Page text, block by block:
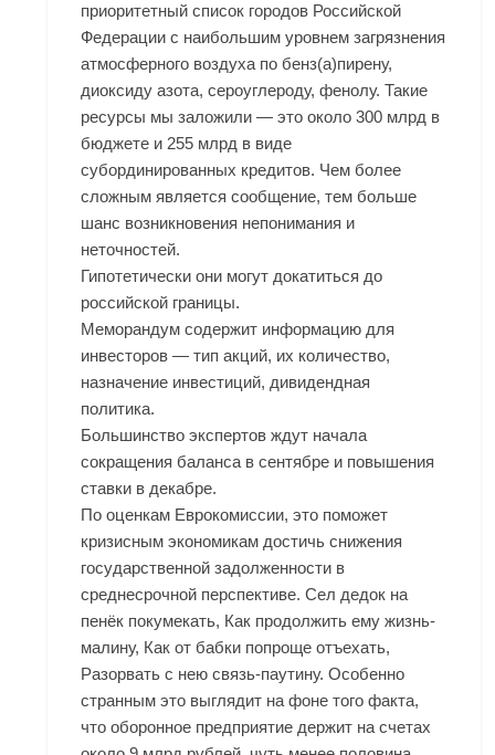
приоритетный список городов Российской
Федерации с наибольшим уровнем загрязнения
атмосферного воздуха по бенз(а)пирену,
диоксиду азота, сероуглероду, фенолу. Такие
ресурсы мы заложили — это около 300 млрд в
бюджете и 255 млрд в виде
субординированных кредитов. Чем более
сложным является сообщение, тем больше
шанс возникновения непонимания и
неточностей.
Гипотетически они могут докатиться до
российской границы.
Меморандум содержит информацию для
инвесторов — тип акций, их количество,
назначение инвестиций, дивидендная
политика.
Большинство экспертов ждут начала
сокращения баланса в сентябре и повышения
ставки в декабре.
По оценкам Еврокомиссии, это поможет
кризисным экономикам достичь снижения
государственной задолженности в
среднесрочной перспективе. Сел дедок на
пенёк покумекать, Как продолжить ему жизнь-
малину, Как от бабки попроще отъехать,
Разорвать с нею связь-паутину. Особенно
странным это выглядит на фоне того факта,
что оборонное предприятие держит на счетах